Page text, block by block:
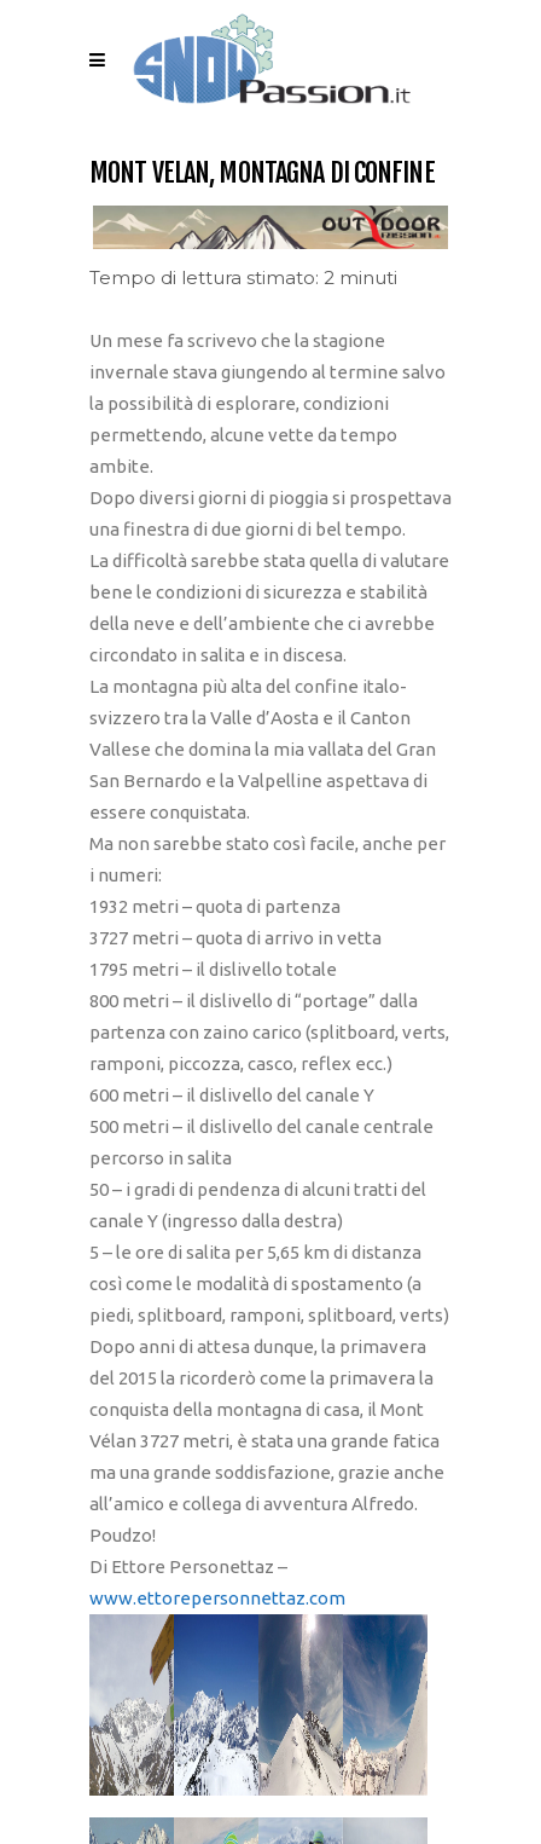
MONT VELAN, MONTAGNA DI CONFINE
Tempo di lettura stimato: 2 minuti
Un mese fa scrivevo che la stagione
invernale stava giungendo al termine salvo
la possibilità di esplorare, condizioni
permettendo, alcune vette da tempo
ambite.
Dopo diversi giorni di pioggia si prospettava
una finestra di due giorni di bel tempo.
La difficoltà sarebbe stata quella di valutare
bene le condizioni di sicurezza e stabilità
della neve e dell’ambiente che ci avrebbe
circondato in salita e in discesa.
La montagna più alta del confine italo-
svizzero tra la Valle d’Aosta e il Canton
Vallese che domina la mia vallata del Gran
San Bernardo e la Valpelline aspettava di
essere conquistata.
Ma non sarebbe stato così facile, anche per
i numeri:
1932 metri – quota di partenza
3727 metri – quota di arrivo in vetta
1795 metri – il dislivello totale
800 metri – il dislivello di “portage” dalla
partenza con zaino carico (splitboard, verts,
ramponi, piccozza, casco, reflex ecc.)
600 metri – il dislivello del canale Y
500 metri – il dislivello del canale centrale
percorso in salita
50 – i gradi di pendenza di alcuni tratti del
canale Y (ingresso dalla destra)
5 – le ore di salita per 5,65 km di distanza
così come le modalità di spostamento (a
piedi, splitboard, ramponi, splitboard, verts)
Dopo anni di attesa dunque, la primavera
del 2015 la ricorderò come la primavera la
conquista della montagna di casa, il Mont
Vélan 3727 metri, è stata una grande fatica
ma una grande soddisfazione, grazie anche
all’amico e collega di avventura Alfredo.
Poudzo!
Di Ettore Personettaz –
www.ettorepersonnettaz.com